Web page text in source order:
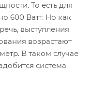
То есть для
600 Ватт. Но как
выступления
возрастают
В таком случае
система